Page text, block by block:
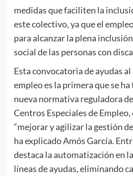
medidas que faciliten la
este colectivo, ya que el
para alcanzar la plena
social de las personas con
Esta convocatoria de ayudas
empleo es la primera que se
nueva normativa reguladora
Centros Especiales de
“mejorar y agilizar la gestión
ha explicado Amós García.
destaca la automatización en
líneas de ayudas, eliminando